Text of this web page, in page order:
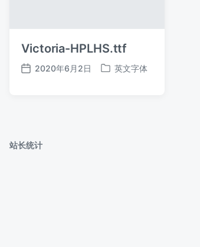
Victoria-HPLHS.ttf
发
2020年6月2日
发
英文字体
站长统计